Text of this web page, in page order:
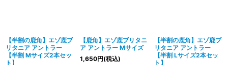
【半割の鹿角】エゾ鹿ブ
リタニア アントラー
【半割 Mサイズ2本セッ
ト】
【鹿角】エゾ鹿ブリタニ
ア アントラー Mサイズ
1,650円(税込)
【半割の鹿角】エゾ鹿ブ
リタニア アントラー
【半割 Lサイズ2本セッ
ト】